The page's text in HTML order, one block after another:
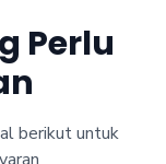
Perlu
berikut untuk